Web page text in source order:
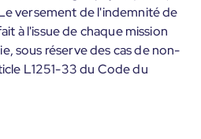
versement de l'indemnité de
à l'issue de chaque mission
sous réserve des cas de non-
L1251-33 du Code du